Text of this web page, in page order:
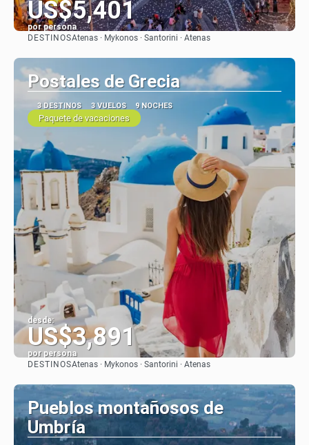
US$5,401
por persona
DESTINOSAtenas · Mykonos · Santorini · Atenas
Postales de Grecia
3 DESTINOS 3 VUELOS 9 NOCHES
Paquete de vacaciones
desde:
US$3,891
por persona
DESTINOSAtenas · Mykonos · Santorini · Atenas
Pueblos montañosos de
Umbría